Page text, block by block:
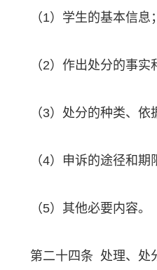
（1） 学生的基本信息；
（2） 作出处分的事实
（3） 处分的种类、依
（4） 申诉的途径和期
（5）其他必要内容。
第二十四条 处理、处